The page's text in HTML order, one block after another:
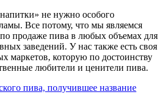
не нужно особого
Все потому, что мы являемся
продаже пива в любых объемах для
заведений. У нас также есть своя
маркетов, которую по достоинству
любители и ценители пива.